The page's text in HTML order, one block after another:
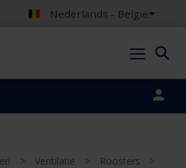
Nederlands - België
> Ventilatie > Roosters
>